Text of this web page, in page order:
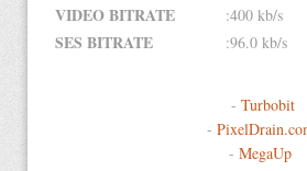
VIDEO BITRATE :400 kb/s
SES BITRATE :96.0 kb/s
- Turbobit
-
- MegaUp